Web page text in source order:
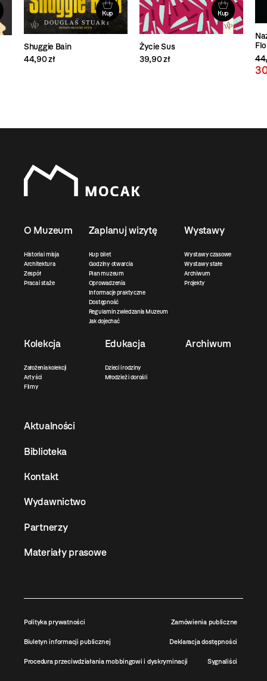
Kup
Shuggie Bain
44,90 zł
Kup
Życie Sus
39,90 zł
O Muzeum
Historia i misja
Architektura
Zespół
Praca i staże
Zaplanuj wizytę
Kup bilet
Godziny otwarcia
Plan muzeum
Oprowadzenia
Informacje praktyczne
Dostępność
Regulamin zwiedzania Muzeum
Jak dojechać
Wystawy
Wystawy czasowe
Wystawy stałe
Archiwum
Projekty
Kolekcja
Założenia kolekcji
Artyści
Filmy
Edukacja
Dzieci i rodziny
Młodzież i dorośli
Archiwum
Aktualności
Biblioteka
Kontakt
Wydawnictwo
Partnerzy
Materiały prasowe
Polityka prywatności Zamówienia publiczne
Biuletyn informacji publicznej Deklaracja dostępności
Procedura przeciwdziałania mobbingowi i dyskryminacji Sygnaliści